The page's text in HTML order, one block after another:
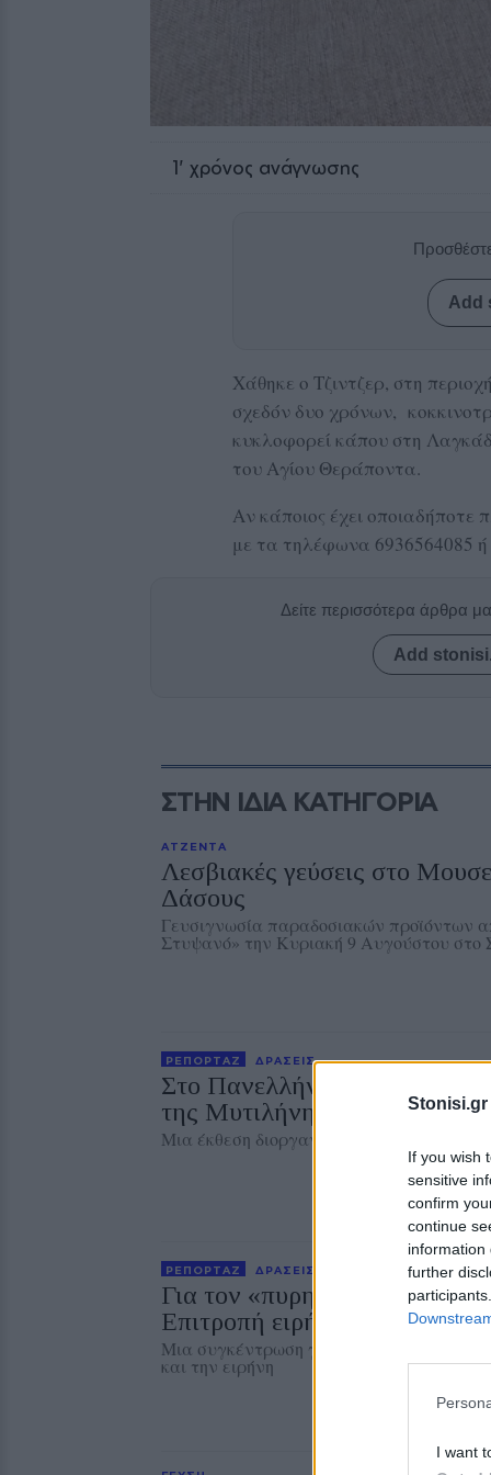
Stonisi.gr
If you wish
sensitive
confirm
continue
information
further
I want
1' χρόνος ανάγνωσης
Add
Χάθηκε ο Τζιντζερ, στη
σχεδόν δυο χρόνων,
κυκλοφορεί κάπου στη
του Αγίου Θεράποντα.
Αν κάποιος έχει οποιαδήποτε
με τα τηλέφωνα 6936564085 ή
Δείτε περισσότερα άρθρα
Add
ΣΤΗΝ ΙΔΙΑ ΚΑΤΗΓΟΡΙΑ
ΑΤΖΕΝΤΑ
Λεσβιακές γεύσεις στο
Δάσους
Γευσιγνωσία παραδοσιακών προϊόντων
Στυψανό» την Κυριακή 9 Αυγούστου στο
ΡΕΠΟΡΤΑΖ ΔΡΑΣΕΙΣ
Στο Πανελλήνιον έκθεση
της Μυτιλήνης με το χθες
Μια έκθεση διοργανωμένη από τον
ΡΕΠΟΡΤΑΖ ΔΡΑΣΕΙΣ
Για τον «πυρηνικό εφιάλτη»
Επιτροπή ειρήνης Λέσβου
Μια συγκέντρωση γεμάτη μηνύματα και
και την ειρήνη